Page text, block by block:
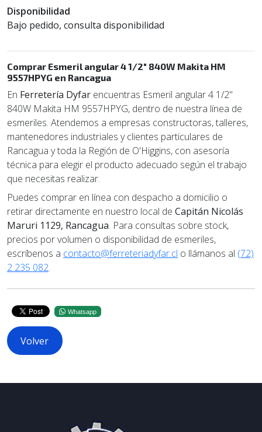
Disponibilidad
Bajo pedido, consulta disponibilidad
Comprar Esmeril angular 4 1/2" 840W Makita HM
9557HPYG en Rancagua
En Ferretería Dyfar encuentras Esmeril angular 4 1/2"
840W Makita HM 9557HPYG, dentro de nuestra línea de
esmeriles. Atendemos a empresas constructoras, talleres,
mantenedores industriales y clientes particulares de
Rancagua y toda la Región de O'Higgins, con asesoría
técnica para elegir el producto adecuado según el trabajo
que necesitas realizar.
Puedes comprar en línea con despacho a domicilio o
retirar directamente en nuestro local de Capitán Nicolás
Maruri 1129, Rancagua. Para consultas sobre stock,
precios por volumen o disponibilidad de esmeriles,
escríbenos a contacto@ferreteriadyfar.cl o llámanos al (72)
2 235 082.
Whatsapp
Volver